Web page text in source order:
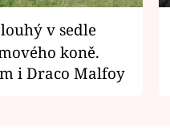
koně.
i Draco Malfoy